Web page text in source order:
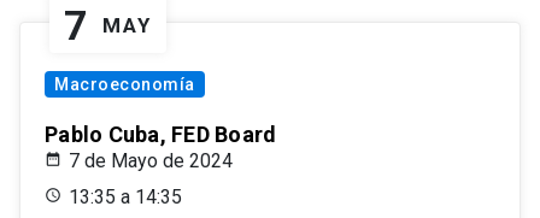
7 MAY
Macroeconomía
Pablo Cuba, FED Board
7 de Mayo de 2024
13:35 a 14:35